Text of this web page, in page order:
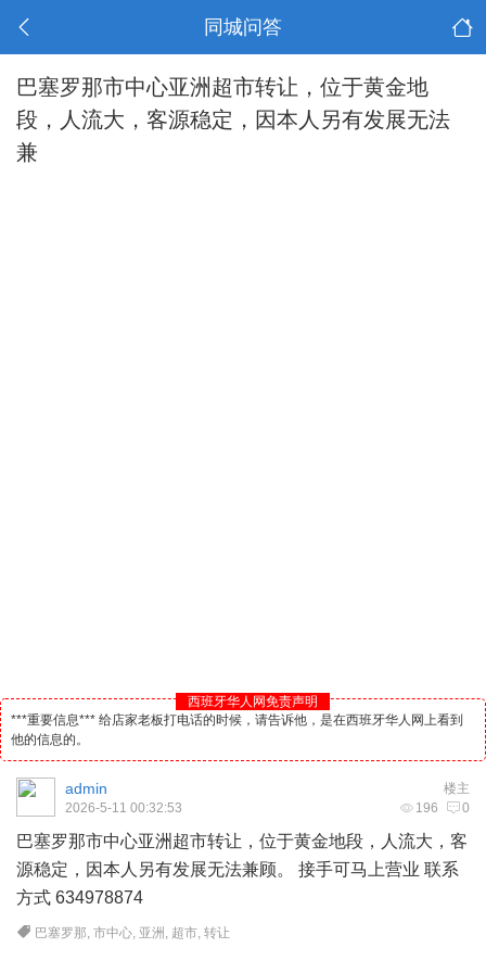
同城问答
巴塞罗那市中心亚洲超市转让，位于黄金地
段，人流大，客源稳定，因本人另有发展无法
兼
西班牙华人网免责声明
***重要信息*** 给店家老板打电话的时候，请告诉他，是在西班牙华人网上看到
他的信息的。
楼主
admin
196 0
2026-5-11 00:32:53
巴塞罗那市中心亚洲超市转让，位于黄金地段，人流大，客
源稳定，因本人另有发展无法兼顾。 接手可马上营业 联系
方式 634978874
巴塞罗那,市中心, 亚洲 , 超市,转让